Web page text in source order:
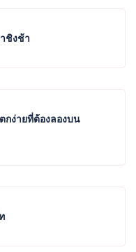
ชิงช้า
กง่ายที่ต้องลองบน